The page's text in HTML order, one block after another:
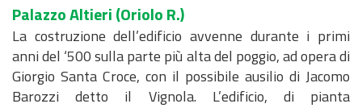
Palazzo Altieri(Oriolo R.)
La costruzione dell’edificio avvenne durante i primi
anni del ‘500 sulla parte più alta del poggio, ad opera di
Giorgio Santa Croce, con il possibile ausilio di Jacomo
Barozzi detto il Vignola. L’edificio, di pianta